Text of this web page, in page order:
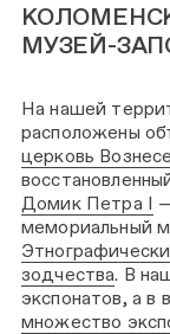
МУЗЕЙ-
На нашей
расположены
церковь
Домик Петра I
мемориальный
зодчества. В
экспонатов, а в
множество